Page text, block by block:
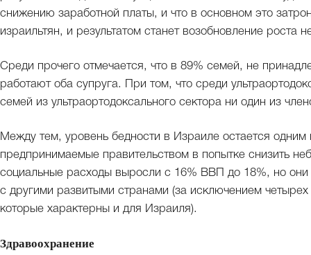
снижению заработной платы, и что в основном это
израильтян, и результатом станет возобновление роста
Среди прочего отмечается, что в 89% семей, не
работают оба супруга. При том, что среди
семей из ультраортодоксального сектора ни один из
Между тем, уровень бедности в Израиле остается
предпринимаемые правительством в попытке снизить
социальные расходы выросли с 16% ВВП до 18%, но
с другими развитыми странами (за исключением
которые характерны и для Израиля).
Здравоохранение